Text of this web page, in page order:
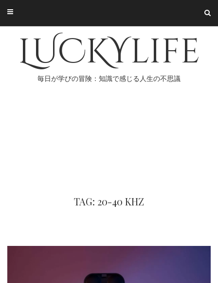
content
LUCKYlife
毎日が学びの冒険：知識で感じる人生の不思議
TAG: 20-40 KHZ